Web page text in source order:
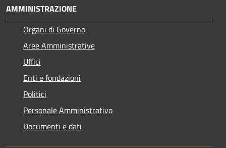
AMMINISTRAZIONE
Organi di Governo
Aree Amministrative
Uffici
Enti e fondazioni
Politici
Personale Amministrativo
Documenti e dati